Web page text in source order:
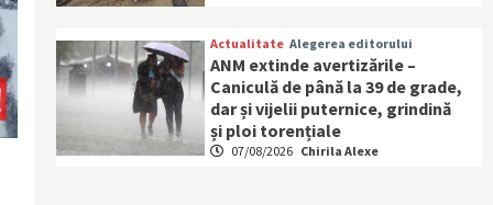
Actualitate Alegerea editorului
ANM extinde avertizările –
Caniculă de până la 39 de grade,
dar și vijelii puternice, grindină
și ploi torențiale
07/08/2026 Chirila Alexe